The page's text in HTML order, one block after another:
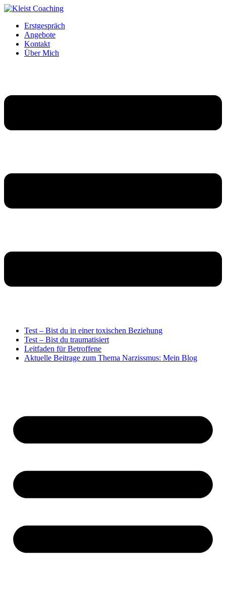
Erstgespräch
Angebote
Kontakt
Über Mich
Test – Bist du in einer toxischen Beziehung
Test – Bist du traumatisiert
Leitfaden für Betroffene
Aktuelle Beitrage zum Thema Narzissmus: Mein Blog